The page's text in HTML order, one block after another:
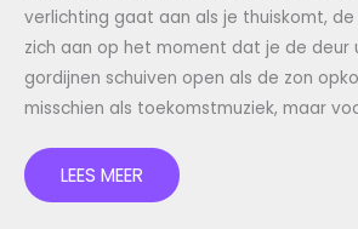
verlichting gaat aan als je thuiskomt,
zich aan op het moment dat je de deur
gordijnen schuiven open als de zon
misschien als toekomstmuziek, maar
LEES MEER